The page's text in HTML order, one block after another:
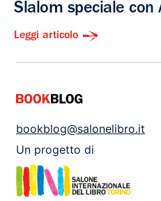
Slalom speciale con
Leggi articolo
bookblog@salonelibro.it
Un progetto di